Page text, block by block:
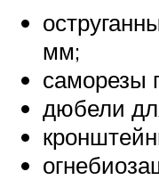
мм;
саморезы
дюбели